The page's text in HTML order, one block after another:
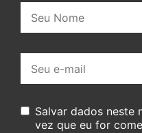
mail:
Salvar dados neste
vez que eu for